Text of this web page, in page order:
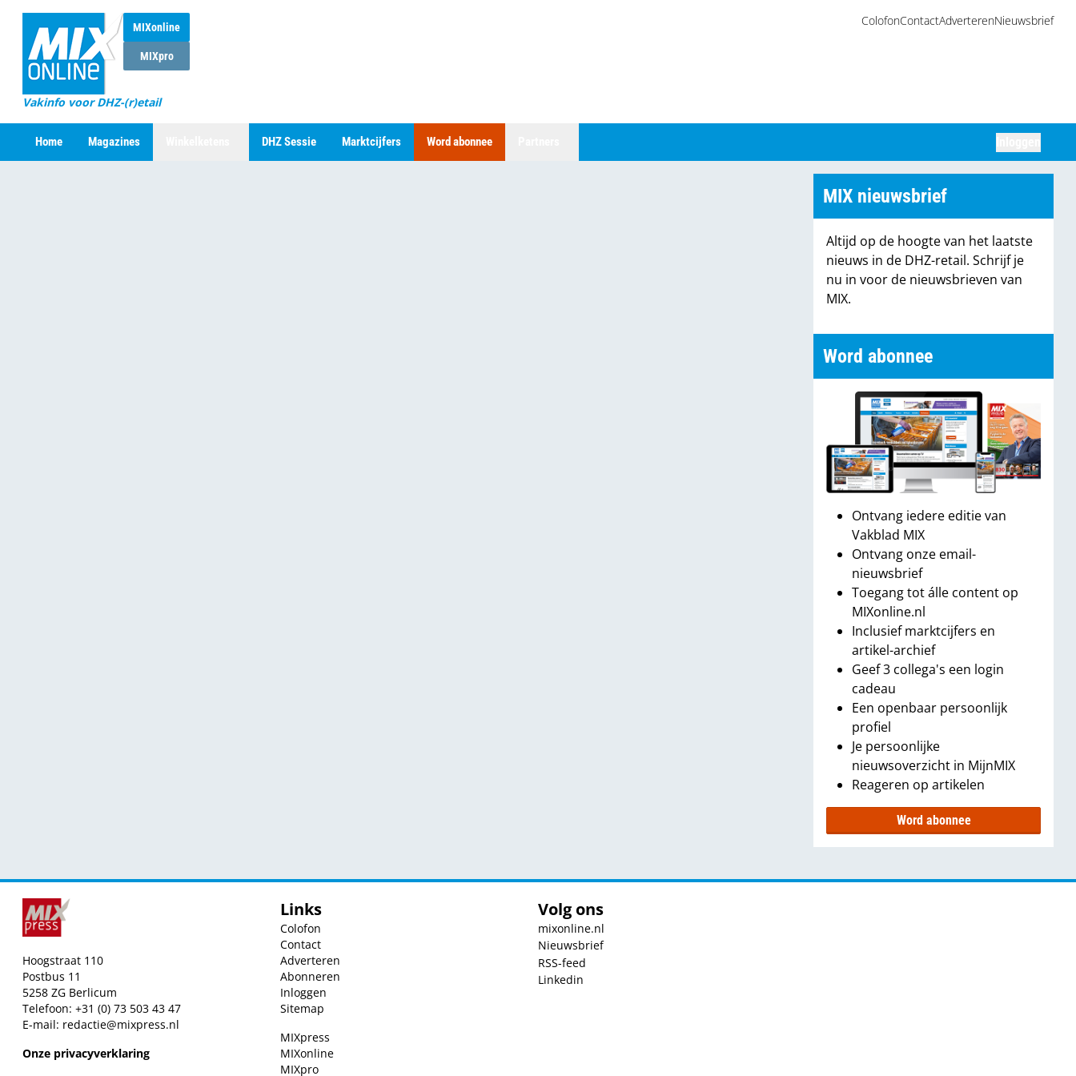
MIXonline
MIXpro
Vakinfo voor DHZ-(r)etail
ColofonContactAdverterenNieuwsbrief
Home Magazines DHZ Sessie Marktcijfers Word abonnee
MIX nieuwsbrief
Altijd op de hoogte van het laatste
nieuws in de DHZ-retail. Schrijf je
nu in voor de nieuwsbrieven van
MIX.
Word abonnee
Ontvang iedere editie van
Vakblad MIX
Ontvang onze email-
nieuwsbrief
Toegang tot álle content op
MIXonline.nl
Inclusief marktcijfers en
artikel-archief
Geef 3 collega's een login
cadeau
Een openbaar persoonlijk
profiel
Je persoonlijke
nieuwsoverzicht in MijnMIX
Reageren op artikelen
Word abonnee
Hoogstraat 110
Postbus 11
5258 ZG Berlicum
Telefoon: +31 (0) 73 503 43 47
E-mail: redactie@mixpress.nl
Onze privacyverklaring
Links
Colofon
Contact
Adverteren
Abonneren
Inloggen
Sitemap
MIXpress
MIXonline
MIXpro
Volg ons
mixonline.nl
Nieuwsbrief
RSS-feed
Linkedin